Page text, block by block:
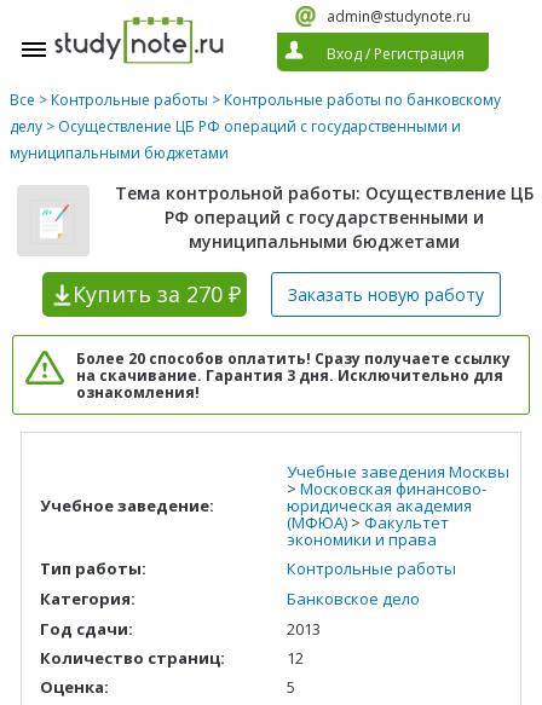
admin@studynote.ru
Вход/ Регистрация
Все >Контрольные работы >Контрольные работы по банковскому
делу > Осуществление ЦБ РФ операций с государственными и
муниципальными бюджетами
Тема контрольной работы: Осуществление ЦБ
РФ операций с государственными и
муниципальными бюджетами
Купить за 270 ₽ Заказать новую работу
Более 20 способов оплатить! Сразу получаете ссылку
на скачивание. Гарантия 3 дня. Исключительно для
ознакомления!
Учебное заведение:
Учебные заведения Москвы
> Московская финансово-
юридическая академия
(МФЮА) > Факультет
экономики и права
Тип работы:
Контрольные работы
Категория:
Банковское дело
Год сдачи:
2013
Количество страниц:
12
Оценка:
5